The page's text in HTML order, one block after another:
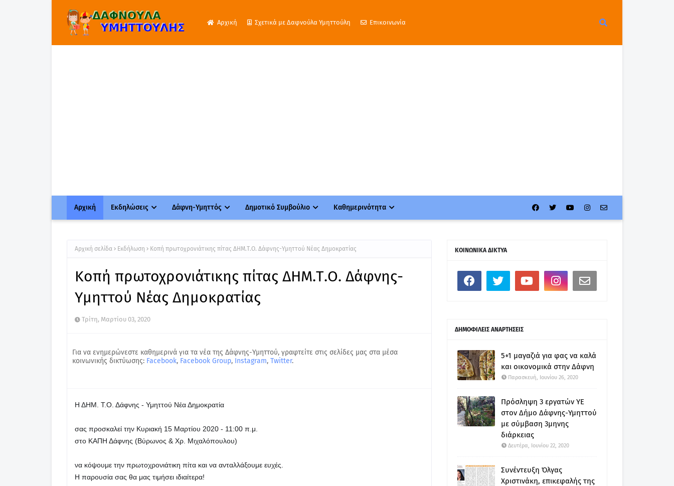
Αρχική Σχετικά με Δαφνούλα Υμηττούλη Επικοινωνία
Αρχική Εκδηλώσεις Δάφνη-Υμηττός Δημοτικό Συμβούλιο Καθημερινότητα
Αρχική σελίδα Εκδήλωση Κοπή πρωτοχρονιάτικης πίτας ΔΗΜ.Τ.Ο. Δάφνης-Υμηττού Νέας Δημοκρατίας
Κοπή πρωτοχρονιάτικης πίτας ΔΗΜ.Τ.Ο. Δάφνης-
Υμηττού Νέας Δημοκρατίας
Τρίτη, Μαρτίου 03, 2020
Για να ενημερώνεστε καθημερινά για τα νέα της Δάφνης-Υμηττού, γραφτείτε στις σελίδες μας στα μέσα
κοινωνικής δικτύωσης: Facebook, Facebook Group, Instagram, Twitter.
σας προσκαλεί την Κυριακή 15 Μαρτίου 2020 - 11:00 π.μ.
να κόψουμε την πρωτοχρονιάτικη πίτα και να ανταλλάξουμε ευχές.
Η παρουσία σας θα μας τιμήσει ιδιαίτερα!
ΚΟΙΝΩΝΙΚΑ ΔΙΚΤΥΑ
ΔΗΜΟΦΙΛΕΙΣ ΑΝΑΡΤΗΣΕΙΣ
5+1 μαγαζιά για φας να καλά
και οικονομικά στην Δάφνη
Παρασκευή, Ιουνίου 26, 2020
Πρόσληψη 3 εργατών ΥΕ
στον Δήμο Δάφνης-Υμηττού
με σύμβαση 3μηνης
διάρκειας
Δευτέρα, Ιουνίου 22, 2020
Συνέντευξη Όλγας
Χριστινάκη, επικεφαλής της